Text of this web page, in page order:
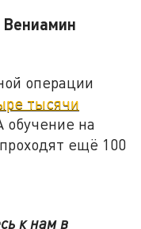
Вениамин
операции
тысячи
обучение на
ещё 100
к нам в